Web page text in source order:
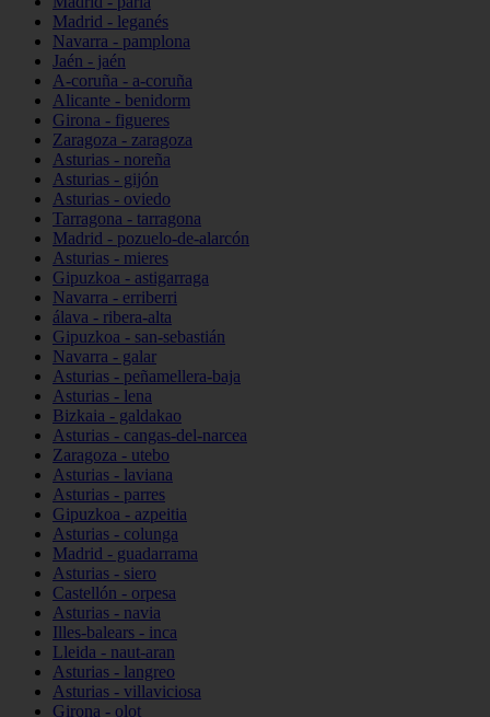
Madrid - leganés
Navarra - pamplona
Jaén - jaén
A-coruña - a-coruña
Alicante - benidorm
Girona - figueres
Zaragoza - zaragoza
Asturias - noreña
Asturias - gijón
Asturias - oviedo
Tarragona - tarragona
Madrid - pozuelo-de-alarcón
Asturias - mieres
Gipuzkoa - astigarraga
Navarra - erriberri
álava - ribera-alta
Gipuzkoa - san-sebastián
Navarra - galar
Asturias - peñamellera-baja
Asturias - lena
Bizkaia - galdakao
Asturias - cangas-del-narcea
Zaragoza - utebo
Asturias - laviana
Asturias - parres
Gipuzkoa - azpeitia
Asturias - colunga
Madrid - guadarrama
Asturias - siero
Castellón - orpesa
Asturias - navia
Illes-balears - inca
Lleida - naut-aran
Asturias - langreo
Asturias - villaviciosa
Girona - olot